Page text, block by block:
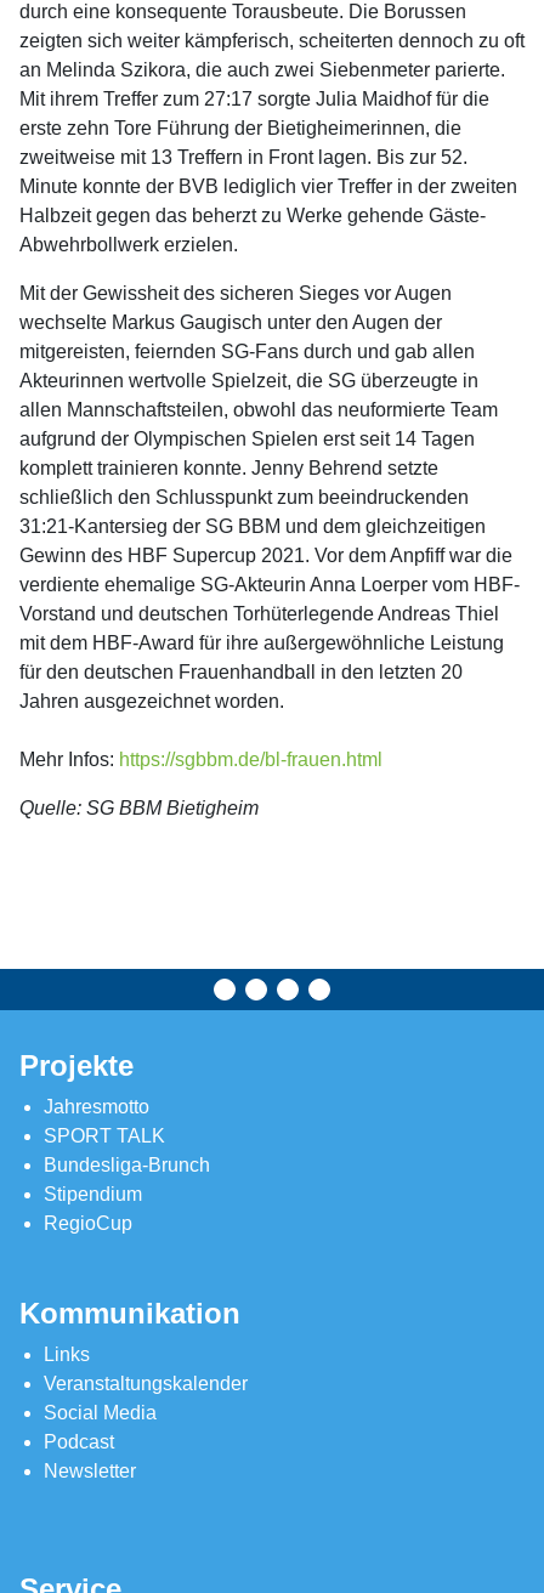
durch eine konsequente Torausbeute. Die Borussen
zeigten sich weiter kämpferisch, scheiterten dennoch zu oft
an Melinda Szikora, die auch zwei Siebenmeter parierte.
Mit ihrem Treffer zum 27:17 sorgte Julia Maidhof für die
erste zehn Tore Führung der Bietigheimerinnen, die
zweitweise mit 13 Treffern in Front lagen. Bis zur 52.
Minute konnte der BVB lediglich vier Treffer in der zweiten
Halbzeit gegen das beherzt zu Werke gehende Gäste-
Abwehrbollwerk erzielen.
Mit der Gewissheit des sicheren Sieges vor Augen
wechselte Markus Gaugisch unter den Augen der
mitgereisten, feiernden SG-Fans durch und gab allen
Akteurinnen wertvolle Spielzeit, die SG überzeugte in
allen Mannschaftsteilen, obwohl das neuformierte Team
aufgrund der Olympischen Spielen erst seit 14 Tagen
komplett trainieren konnte. Jenny Behrend setzte
schließlich den Schlusspunkt zum beeindruckenden
31:21-Kantersieg der SG BBM und dem gleichzeitigen
Gewinn des HBF Supercup 2021. Vor dem Anpfiff war die
verdiente ehemalige SG-Akteurin Anna Loerper vom HBF-
Vorstand und deutschen Torhüterlegende Andreas Thiel
mit dem HBF-Award für ihre außergewöhnliche Leistung
für den deutschen Frauenhandball in den letzten 20
Jahren ausgezeichnet worden.
Mehr Infos: https://sgbbm.de/bl-frauen.html
Quelle: SG BBM Bietigheim
Projekte
Jahresmotto
SPORT TALK
Bundesliga-Brunch
Stipendium
RegioCup
Kommunikation
Links
Veranstaltungskalender
Social Media
Podcast
Newsletter